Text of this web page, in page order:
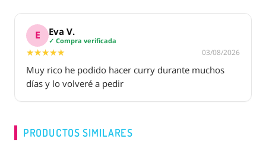
E Eva V.
✓ Compra verificada
★★★★★
★★★★★ 03/08/2026
Muy rico he podido hacer curry durante muchos
días y lo volveré a pedir
PRODUCTOS SIMILARES